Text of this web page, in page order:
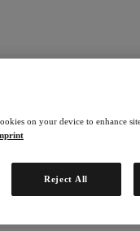
on your device to enhance
Reject All